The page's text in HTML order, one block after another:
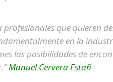
profesionales que quieren
en la
las posibilidades de
Manuel Cervera Estañ